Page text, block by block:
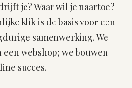
je? Waar wil je naartoe?
klik is de basis voor een
samenwerking. We
webshop; we bouwen
succes.